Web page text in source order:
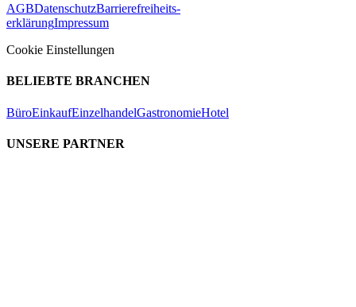
AGBDatenschutzBarrierefreiheits-
erklärungImpressum
Cookie Einstellungen
BELIEBTE BRANCHEN
BüroEinkaufEinzelhandelGastronomieHotel
UNSERE PARTNER